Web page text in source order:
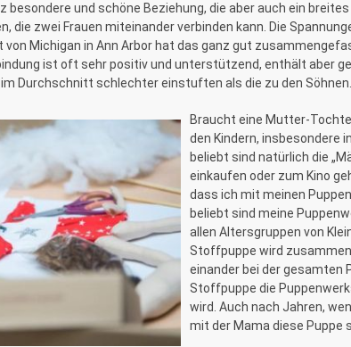
besondere und schöne Beziehung, die aber auch ein
die zwei Frauen miteinander verbinden kann. Die
von Michigan in Ann Arbor hat das ganz gut
ist oft sehr positiv und unterstützend, enthält aber
Durchschnitt schlechter einstuften als die zu den Söhnen.
Braucht eine Mutter-
den Kindern, insbesondere
beliebt sind natürlich die
einkaufen oder zum Kino
dass ich mit meinen
beliebt sind meine
allen Altersgruppen von
Stoffpuppe wird
einander bei der gesamten
Stoffpuppe die
wird. Auch nach Jahren,
mit der Mama diese Puppe